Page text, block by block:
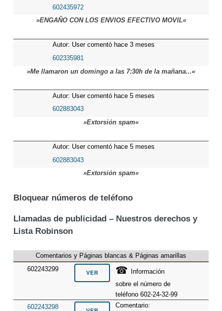
602435972
»ENGAÑO CON LOS ENVIOS EFECTIVO MOVIL«
Autor: User comentó hace 3 meses
602335981
»Me llamaron un domingo a las 7:30h de la mañana...«
Autor: User comentó hace 5 meses
602883043
»Extorsión spam«
Autor: User comentó hace 5 meses
602883043
»Extorsión spam«
Bloquear números de teléfono
Llamadas de publicidad – Nuestros derechos y
Lista Robinson
Comentarios y Páginas blancas & Páginas amarillas
602243299
☎ Información
sobre el número de
teléfono 602-24-32-99
602243298
Comentario: